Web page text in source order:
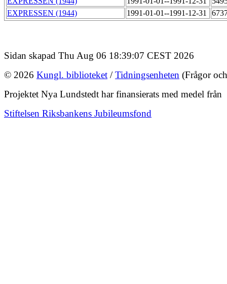
EXPRESSEN (1944)
1991-01-01--1991-12-31
Sidan skapad Thu Aug 06 18:39:07 CEST 2026
© 2026 Kungl. biblioteket /Tidningsenheten (Frågor
Projektet Nya Lundstedt har finansierats med medel från
Stiftelsen Riksbankens Jubileumsfond